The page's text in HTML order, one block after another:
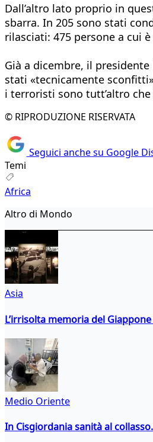
Dall’altro lato proprio in
sbarra. In 205 sono stati
rilasciati: 475 persone a cui
Già a dicembre, il
stati «tecnicamente
i terroristi sono tutt’altro
© RIPRODUZIONE RISERVATA
Seguici anche su Google
Temi
Africa
Altro di Mondo
Asia
L’irrisolta memoria del
Medio Oriente
In Cisgiordania sanità al